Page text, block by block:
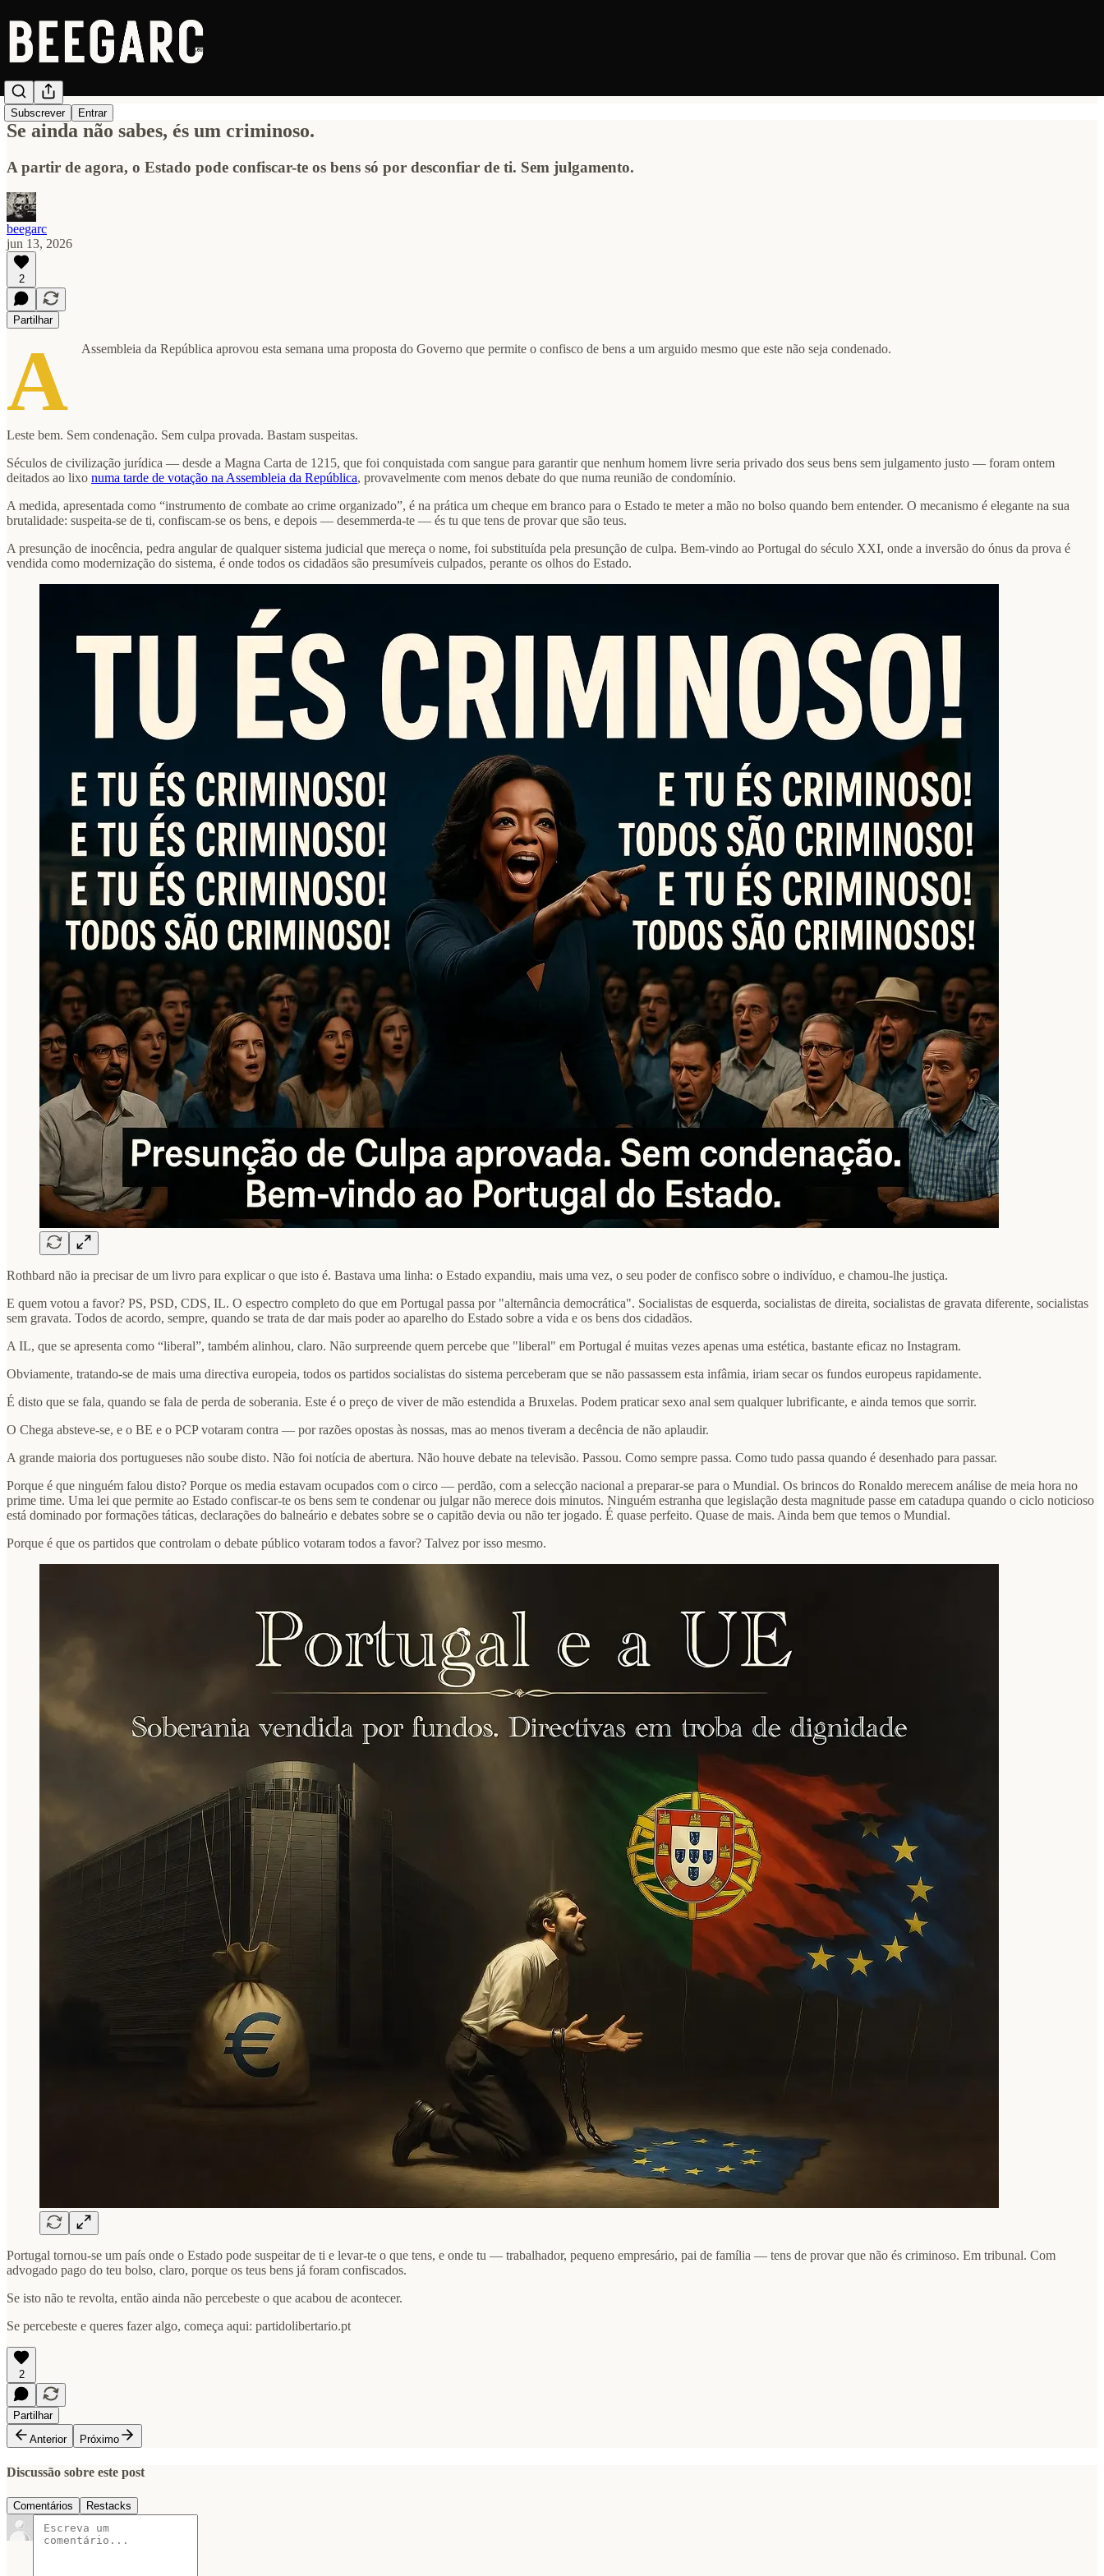
Subscrever Entrar
Se ainda não sabes, és um criminoso.
A partir de agora, o Estado pode confiscar-te os bens só por desconfiar de ti. Sem julgamento.
beegarc
jun 13, 2026
2
Partilhar
A Assembleia da República aprovou esta semana uma proposta do Governo que permite o confisco de bens a um arguido mesmo que este não seja condenado.
Leste bem. Sem condenação. Sem culpa provada. Bastam suspeitas.
Séculos de civilização jurídica — desde a Magna Carta de 1215, que foi conquistada com sangue para garantir que nenhum homem livre seria privado dos seus bens sem julgamento justo — foram ontem
deitados ao lixo numa tarde de votação na Assembleia da República, provavelmente com menos debate do que numa reunião de condomínio.
A medida, apresentada como “instrumento de combate ao crime organizado”, é na prática um cheque em branco para o Estado te meter a mão no bolso quando bem entender. O mecanismo é elegante na sua
brutalidade: suspeita-se de ti, confiscam-se os bens, e depois — desemmerda-te — és tu que tens de provar que são teus.
A presunção de inocência, pedra angular de qualquer sistema judicial que mereça o nome, foi substituída pela presunção de culpa. Bem-vindo ao Portugal do século XXI, onde a inversão do ónus da prova é
vendida como modernização do sistema, é onde todos os cidadãos são presumíveis culpados, perante os olhos do Estado.
Rothbard não ia precisar de um livro para explicar o que isto é. Bastava uma linha: o Estado expandiu, mais uma vez, o seu poder de confisco sobre o indivíduo, e chamou-lhe justiça.
E quem votou a favor? PS, PSD, CDS, IL. O espectro completo do que em Portugal passa por "alternância democrática". Socialistas de esquerda, socialistas de direita, socialistas de gravata diferente, socialistas
sem gravata. Todos de acordo, sempre, quando se trata de dar mais poder ao aparelho do Estado sobre a vida e os bens dos cidadãos.
A IL, que se apresenta como “liberal”, também alinhou, claro. Não surpreende quem percebe que "liberal" em Portugal é muitas vezes apenas uma estética, bastante eficaz no Instagram.
Obviamente, tratando-se de mais uma directiva europeia, todos os partidos socialistas do sistema perceberam que se não passassem esta infâmia, iriam secar os fundos europeus rapidamente.
É disto que se fala, quando se fala de perda de soberania. Este é o preço de viver de mão estendida a Bruxelas. Podem praticar sexo anal sem qualquer lubrificante, e ainda temos que sorrir.
O Chega absteve-se, e o BE e o PCP votaram contra — por razões opostas às nossas, mas ao menos tiveram a decência de não aplaudir.
A grande maioria dos portugueses não soube disto. Não foi notícia de abertura. Não houve debate na televisão. Passou. Como sempre passa. Como tudo passa quando é desenhado para passar.
Porque é que ninguém falou disto? Porque os media estavam ocupados com o circo — perdão, com a selecção nacional a preparar-se para o Mundial. Os brincos do Ronaldo merecem análise de meia hora no
prime time. Uma lei que permite ao Estado confiscar-te os bens sem te condenar ou julgar não merece dois minutos. Ninguém estranha que legislação desta magnitude passe em catadupa quando o ciclo noticioso
está dominado por formações táticas, declarações do balneário e debates sobre se o capitão devia ou não ter jogado. É quase perfeito. Quase de mais. Ainda bem que temos o Mundial.
Porque é que os partidos que controlam o debate público votaram todos a favor? Talvez por isso mesmo.
Portugal tornou-se um país onde o Estado pode suspeitar de ti e levar-te o que tens, e onde tu — trabalhador, pequeno empresário, pai de família — tens de provar que não és criminoso. Em tribunal. Com
advogado pago do teu bolso, claro, porque os teus bens já foram confiscados.
Se isto não te revolta, então ainda não percebeste o que acabou de acontecer.
Se percebeste e queres fazer algo, começa aqui: partidolibertario.pt
2
Partilhar
Anterior
Próximo
Discussão sobre este post
Comentários Restacks